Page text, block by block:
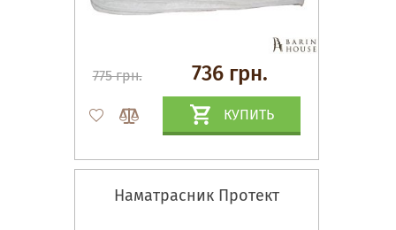
775 грн. 736 грн.
КУПИТЬ
Наматрасник Протект